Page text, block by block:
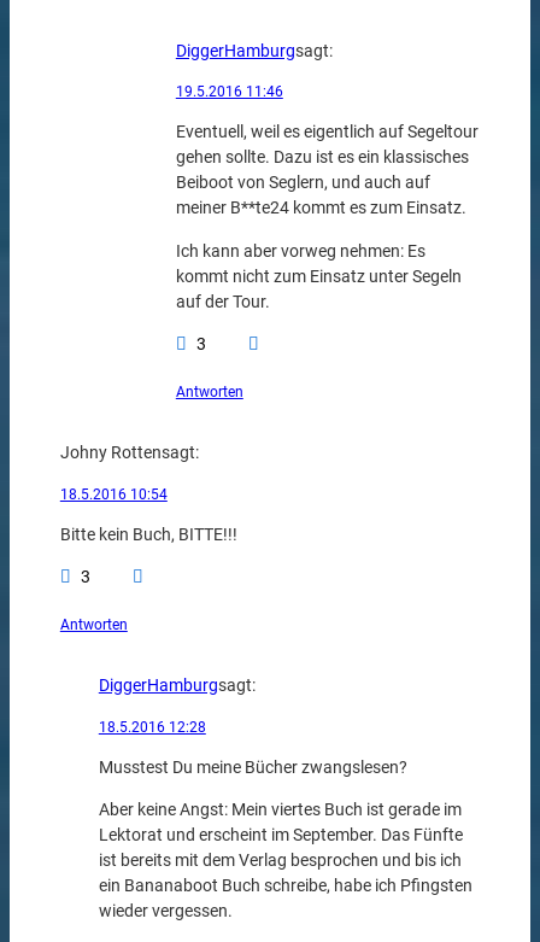
DiggerHamburgsagt:
19.5.2016 11:46
Eventuell, weil es eigentlich auf Segeltour
gehen sollte. Dazu ist es ein klassisches
Beiboot von Seglern, und auch auf
meiner B**te24 kommt es zum Einsatz.
Ich kann aber vorweg nehmen: Es
kommt nicht zum Einsatz unter Segeln
auf der Tour.
3
Antworten
Johny Rottensagt:
18.5.2016 10:54
Bitte kein Buch, BITTE!!!
3
Antworten
DiggerHamburgsagt:
18.5.2016 12:28
Musstest Du meine Bücher zwangslesen?
Aber keine Angst: Mein viertes Buch ist gerade im
Lektorat und erscheint im September. Das Fünfte
ist bereits mit dem Verlag besprochen und bis ich
ein Bananaboot Buch schreibe, habe ich Pfingsten
wieder vergessen.